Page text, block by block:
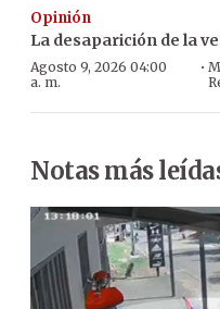
Opinión
La desaparición de la
Agosto 9, 2026 04:00
a. m.
·
Notas más